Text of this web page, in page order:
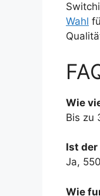
Wahl
Wie
Bis zu
Ist
Ja,
Wie